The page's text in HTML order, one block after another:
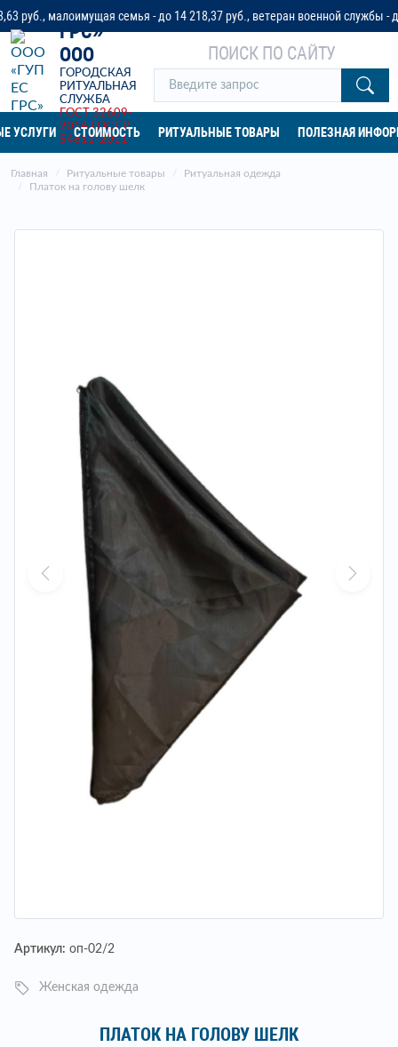
семья - до 14 218,37 руб., ветеран военной службы - до 32
«ГУП ЕС
ГРС»
ООО
ГОРОДСКАЯ
РИТУАЛЬНАЯ
СЛУЖБА
ГОСТ 32609-
2014 ГОСТ Р
54611-2011
ПОИСК ПО САЙТУ
УСЛУГИ СТОИМОСТЬ РИТУАЛЬНЫЕ ТОВАРЫ ПОЛЕЗНАЯ
Главная Ритуальные товары
Ритуальная одежда
Платок на голову шелк
Артикул: оп-02/2
Женская одежда
ПЛАТОК НА ГОЛОВУ ШЕЛК